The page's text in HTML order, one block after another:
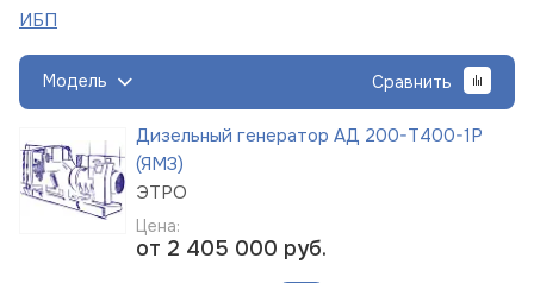
ИБП
Модель Сравнить
Дизельный генератор АД 200-Т400-1Р
(ЯМЗ)
ЭТРО
Цена:
от 2 405 000 руб.